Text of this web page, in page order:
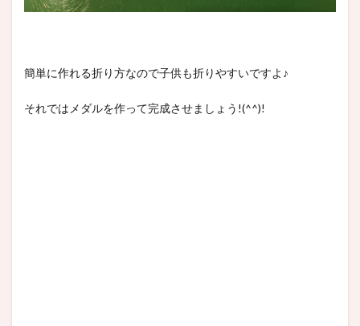
簡単に作れる折り方なので子供も折りやすいですよ♪
それではメダルを作って完成させましょう!(^^)!